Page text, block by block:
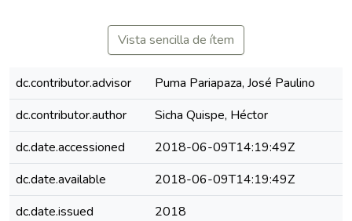
Vista sencilla de ítem
dc.contributor.advisor
Puma Pariapaza, José Paulino
dc.contributor.author
Sicha Quispe, Héctor
dc.date.accessioned
2018-06-09T14:19:49Z
dc.date.available
2018-06-09T14:19:49Z
dc.date.issued
2018